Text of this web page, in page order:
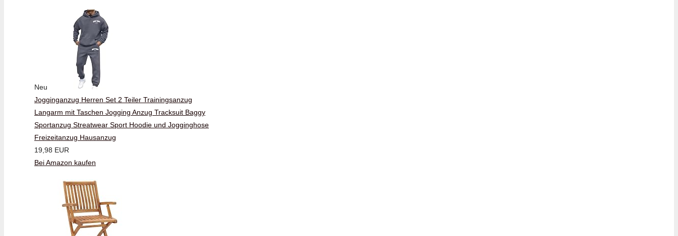
Neu
Jogginganzug Herren Set 2 Teiler Trainingsanzug
Langarm mit Taschen Jogging Anzug Tracksuit Baggy
Sportanzug Streatwear Sport Hoodie und Jogginghose
Freizeitanzug Hausanzug
19,98 EUR
Bei Amazon kaufen